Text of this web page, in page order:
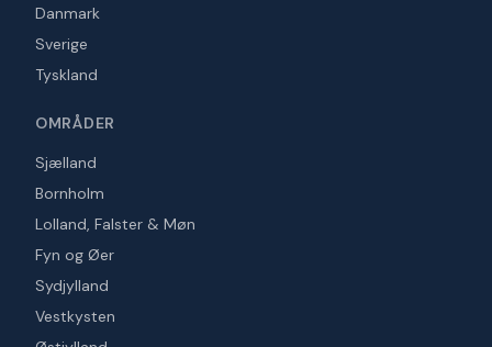
Danmark
Sverige
Tyskland
OMRÅDER
Sjælland
Bornholm
Lolland, Falster & Møn
Fyn og Øer
Sydjylland
Vestkysten